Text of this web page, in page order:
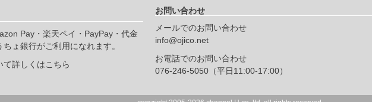
Pay・楽天ペイ・PayPay・代金
ょ銀行がご利用になれます。
詳しくはこちら
お問い合わせ
メールでのお問い合わせ
info@ojico.net
お電話でのお問い合わせ
076-246-5050（平日11:00-17:00）